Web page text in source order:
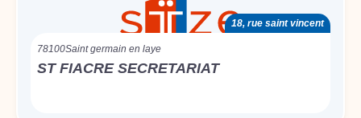
18, rue saint vincent
78100Saint germain en laye
ST FIACRE SECRETARIAT